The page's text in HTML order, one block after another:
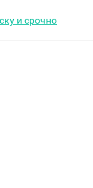
и срочно